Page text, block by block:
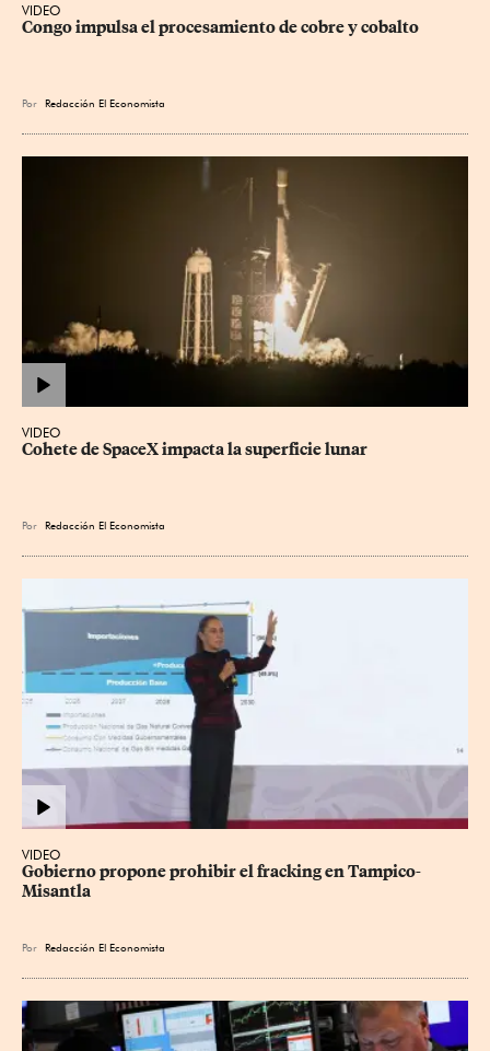
VIDEO
Congo impulsa el procesamiento de cobre y cobalto
Por Redacción El Economista
VIDEO
Cohete de SpaceX impacta la superficie lunar
Por Redacción El Economista
VIDEO
Gobierno propone prohibir el fracking en Tampico-
Misantla
Por Redacción El Economista